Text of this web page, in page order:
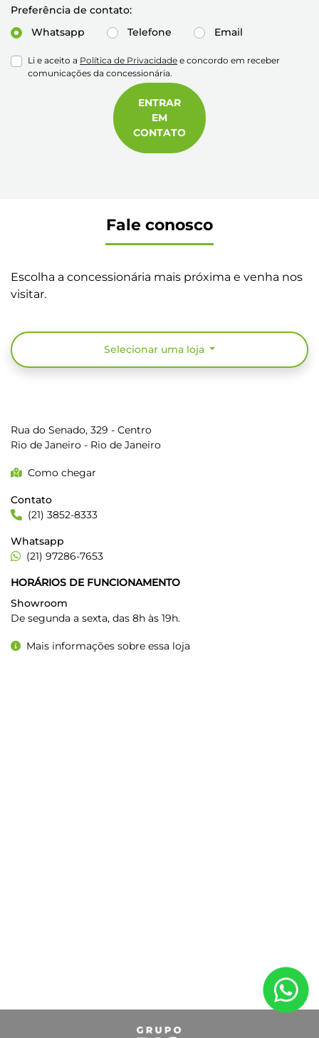
Preferência de contato:
Whatsapp
Telefone Email
Li e aceito a Política de Privacidade e concordo em receber
comunicações da concessionária.
ENTRAR
EM
CONTATO
Fale conosco
Escolha a concessionária mais próxima e venha nos
visitar.
Selecionar uma loja
Rua do Senado, 329 - Centro
Rio de Janeiro - Rio de Janeiro
Como chegar
Contato
(21) 3852-8333
Whatsapp
(21) 97286-7653
HORÁRIOS DE FUNCIONAMENTO
Showroom
De segunda a sexta, das 8h às 19h.
Mais informações sobre essa loja